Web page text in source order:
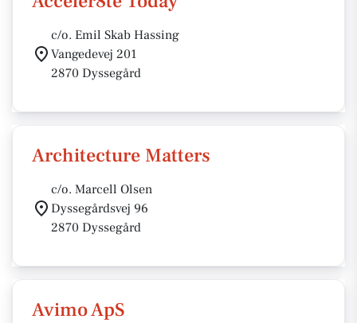
c/o. Emil Skab Hassing
Vangedevej 201
2870 Dyssegård
Architecture Matters
c/o. Marcell Olsen
Dyssegårdsvej 96
2870 Dyssegård
Avimo ApS